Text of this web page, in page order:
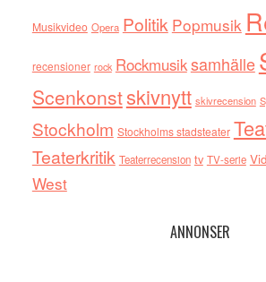
Musikvideo Opera Politik Popmusik
recensioner rock Rockmusiksamhälle
Scenkonstskivnytt skivrecension
Stockholm Stockholms stadsteater
Teaterkritik Teaterrecension tv TV-serie
West
ANNONSER